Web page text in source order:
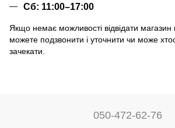
Сб: 11:00–17:00
Якщо немає можливості відвідати магазин
можете подзвонити і уточнити чи може
зачекати.
050-472-62-76